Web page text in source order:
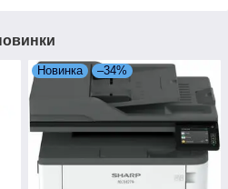
Новинка –34%